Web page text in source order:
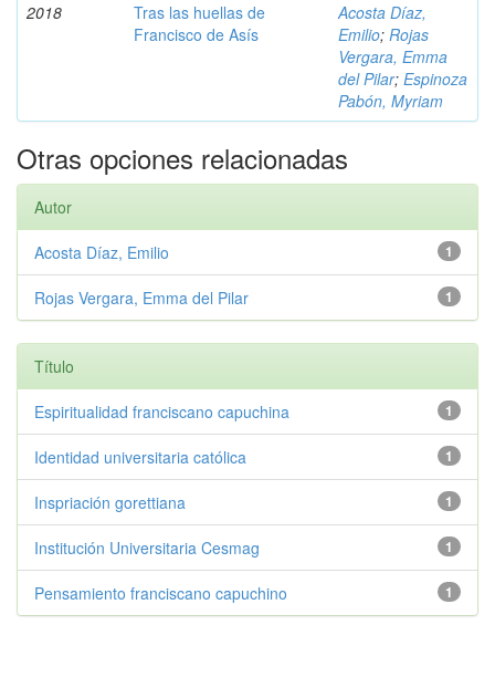
2018
Tras las huellas de
Francisco de Asís
Acosta Díaz,
Emilio; Rojas
Vergara, Emma
del Pilar; Espinoza
Pabón, Myriam
Otras opciones relacionadas
Autor
1
Acosta Díaz, Emilio
1
Rojas Vergara, Emma del Pilar
Título
1
Espiritualidad franciscano capuchina
1
Identidad universitaria católica
1
Inspriación gorettiana
1
Institución Universitaria Cesmag
1
Pensamiento franciscano capuchino